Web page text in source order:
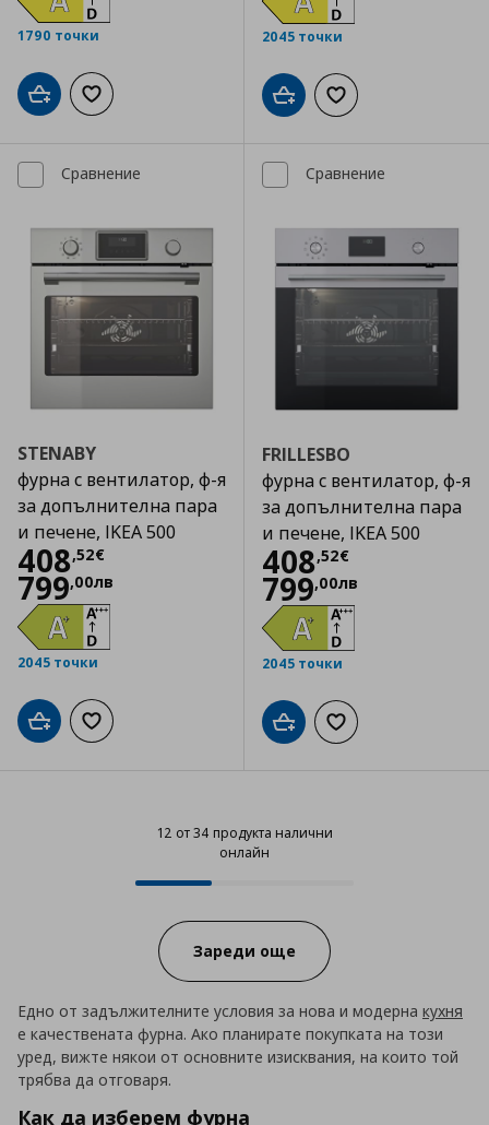
1790 точки
Добави в кошницата
Добави към списъка с любими
2045 точки
Добави в кошницата
Добави към
Сравнение
STENABY
фурна с вентилатор, ф-я
за допълнителна пара
и печене, IKEA 500
408,52€
Цена
799,00лв
2045 точки
Добави в кошницата
Добави към списъка с любими
Сравнение
FRILLESBO
фурна с вентилатор, ф-я
за допълнителна пара
и печене, IKEA 500
408,52€
Цена
799,00лв
2045 точки
Добави в кошницата
Добави към
12 от 34 продукта налични
онлайн
12 от 34 продукта налични
Progress:
Зареди още
Едно от задължителните условия за нова и модерна кухня
е качествената фурна. Ако планирате покупката на този
уред, вижте някои от основните изисквания, на които той
трябва да отговаря.
Как да изберем фурна